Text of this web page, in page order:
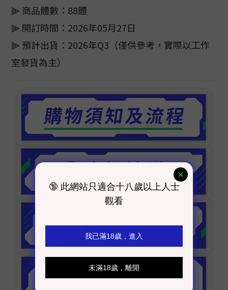
⫸ 商品體數：88體
⫸ 開訂時間：2026年05月27日
⫸ 預計出貨：2026年Q3（僅供參考，實際以工作
室發貨為主）